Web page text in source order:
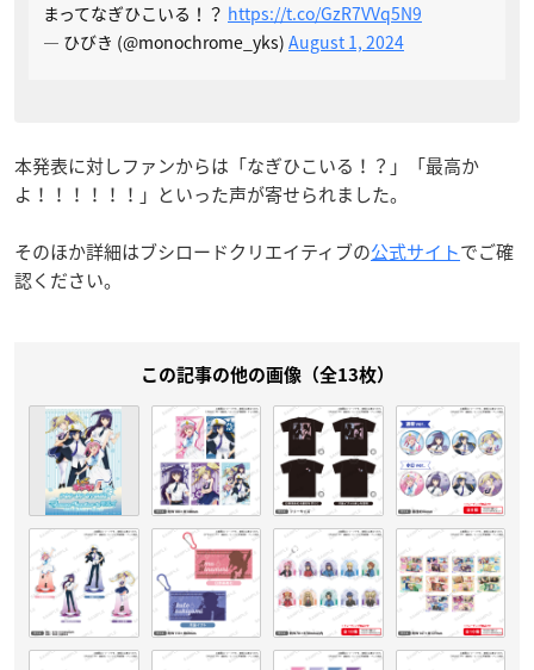
まってなぎひこいる！？ https://t.co/GzR7VVq5N9
— ひびき (@monochrome_yks) August 1, 2024
本発表に対しファンからは「なぎひこいる！？」「最高か
よ！！！！！！」といった声が寄せられました。
そのほか詳細はブシロードクリエイティブの公式サイトでご確
認ください。
この記事の他の画像（全13枚）